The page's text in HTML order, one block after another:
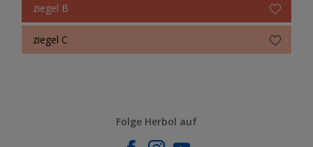
ziegel B
ziegel C
Folge Herbol auf